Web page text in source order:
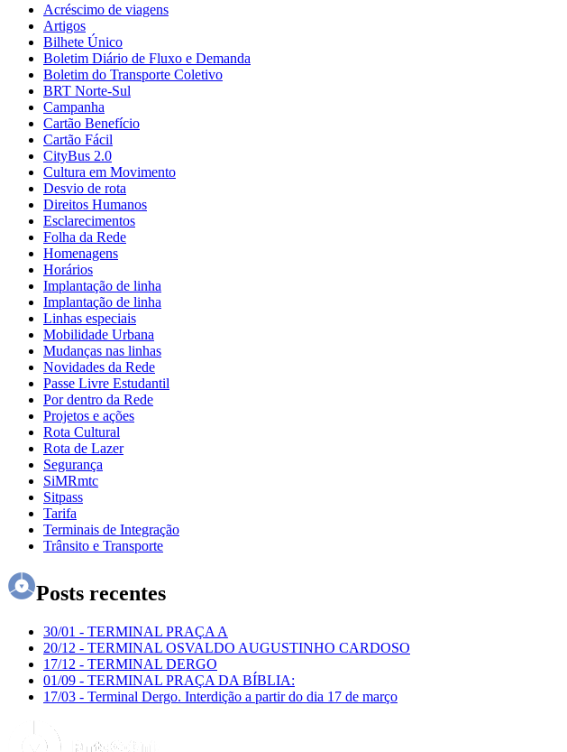
Acréscimo de viagens
Artigos
Bilhete Único
Boletim Diário de Fluxo e Demanda
Boletim do Transporte Coletivo
BRT Norte-Sul
Campanha
Cartão Benefício
Cartão Fácil
CityBus 2.0
Cultura em Movimento
Desvio de rota
Direitos Humanos
Esclarecimentos
Folha da Rede
Homenagens
Horários
Implantação de linha
Implantação de linha
Linhas especiais
Mobilidade Urbana
Mudanças nas linhas
Novidades da Rede
Passe Livre Estudantil
Por dentro da Rede
Projetos e ações
Rota Cultural
Rota de Lazer
Segurança
SiMRmtc
Sitpass
Tarifa
Terminais de Integração
Trânsito e Transporte
Posts recentes
30/01 - TERMINAL PRAÇA A
20/12 - TERMINAL OSVALDO AUGUSTINHO CARDOSO
17/12 - TERMINAL DERGO
01/09 - TERMINAL PRAÇA DA BÍBLIA:
17/03 - Terminal Dergo. Interdição a partir do dia 17 de março